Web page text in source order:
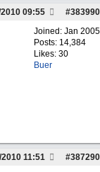
#383990
09:55
Joined: Jan 2005
Posts: 14,384
Likes: 30
Buer
#387290
11:51